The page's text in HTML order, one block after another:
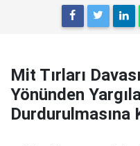
Mit Tırları
Yönünden
Durdurulmasına